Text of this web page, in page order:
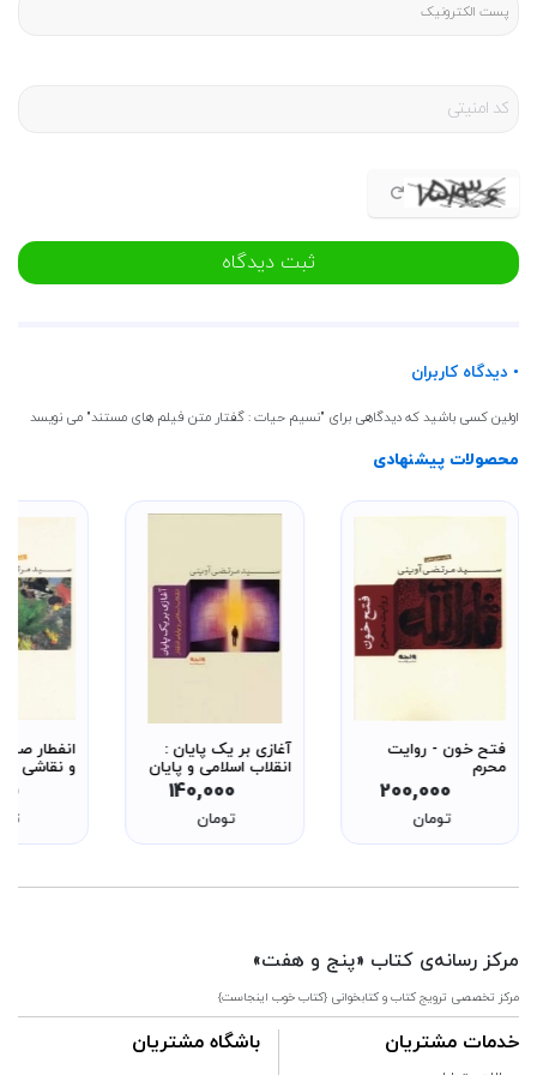
ثبت دیدگاه
• دیدگاه کاربران
اولین کسی باشید که دیدگاهی برای "نسیم حیات : گفتار متن فیلم های مستند" می نویسد
محصولات پیشنهادی
فتح خون - روایت
محرم
200,000
تومان
آغازی بر یک پایان :
انقلاب اسلامی و پایان
یک انتظار140,000
تومان
انفطار
و نقاشی
مرکز رسانه‌ی کتاب «پنج و هفت»
مرکز تخصصی ترویج کتاب و کتابخوانی {کتاب خوب اینجاست}
خدمات مشتریان باشگاه مشتریان